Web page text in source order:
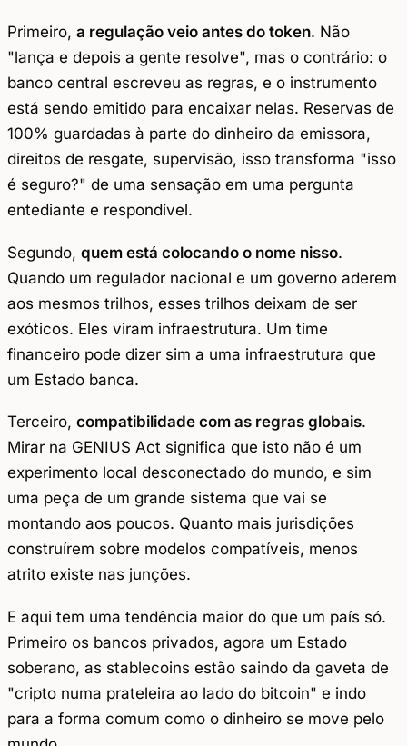
Primeiro, a regulação veio antes do token. Não
"lança e depois a gente resolve", mas o contrário: o
banco central escreveu as regras, e o instrumento
está sendo emitido para encaixar nelas. Reservas de
100% guardadas à parte do dinheiro da emissora,
direitos de resgate, supervisão, isso transforma "isso
é seguro?" de uma sensação em uma pergunta
entediante e respondível.
Segundo, quem está colocando o nome nisso.
Quando um regulador nacional e um governo aderem
aos mesmos trilhos, esses trilhos deixam de ser
exóticos. Eles viram infraestrutura. Um time
financeiro pode dizer sim a uma infraestrutura que
um Estado banca.
Terceiro, compatibilidade com as regras globais.
Mirar na GENIUS Act significa que isto não é um
experimento local desconectado do mundo, e sim
uma peça de um grande sistema que vai se
montando aos poucos. Quanto mais jurisdições
construírem sobre modelos compatíveis, menos
atrito existe nas junções.
E aqui tem uma tendência maior do que um país só.
Primeiro os bancos privados, agora um Estado
soberano, as stablecoins estão saindo da gaveta de
"cripto numa prateleira ao lado do bitcoin" e indo
para a forma comum como o dinheiro se move pelo